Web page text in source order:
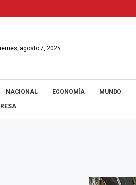
agosto 7, 2026
NACIONAL ECONOMÍA MUNDO